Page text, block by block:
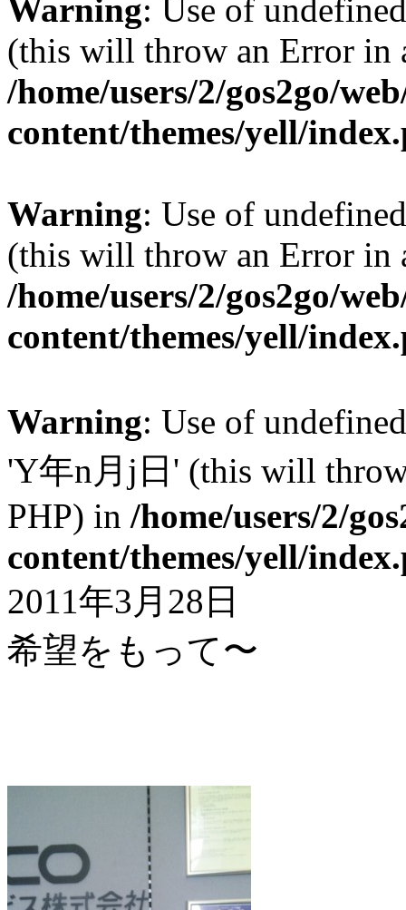
Warning: Use of
(this will throw an Error in
/home/users/2/gos2go/
content/themes/yell/
Warning: Use of
(this will throw an Error in
/home/users/2/gos2go/
content/themes/yell/
Warning: Use of
'Y年n月j日' (this will
PHP) in /home/users/2/
content/themes/yell/
2011年3月28日
希望をもって〜